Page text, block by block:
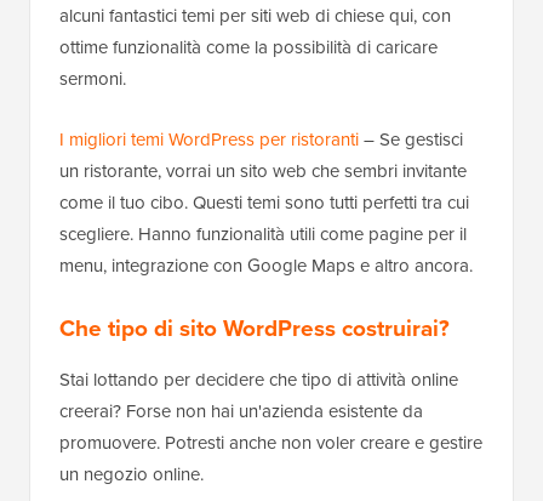
alcuni fantastici temi per siti web di chiese qui, con
ottime funzionalità come la possibilità di caricare
sermoni.
I migliori temi WordPress per ristoranti– Se gestisci
un ristorante, vorrai un sito web che sembri invitante
come il tuo cibo. Questi temi sono tutti perfetti tra cui
scegliere. Hanno funzionalità utili come pagine per il
menu, integrazione con Google Maps e altro ancora.
Che tipo di sito WordPress costruirai?
Stai lottando per decidere che tipo di attività online
creerai? Forse non hai un'azienda esistente da
promuovere. Potresti anche non voler creare e gestire
un negozio online.